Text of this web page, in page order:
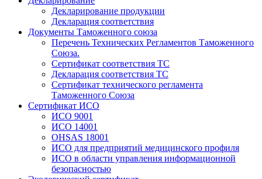
Декларирование продукции
Декларация соответствия
Документы Таможенного союза
Перечень Технических Регламентов Таможенного
Союза.
Сертификат соответствия ТС
Декларация соответствия ТС
Сертификат технического регламента
Таможенного Союза
Сертификат ИСО
ИСО 9001
ИСО 14001
OHSAS 18001
ИСО для предприятий медицинского профиля
ИСО в области управления информационной
безопасностью